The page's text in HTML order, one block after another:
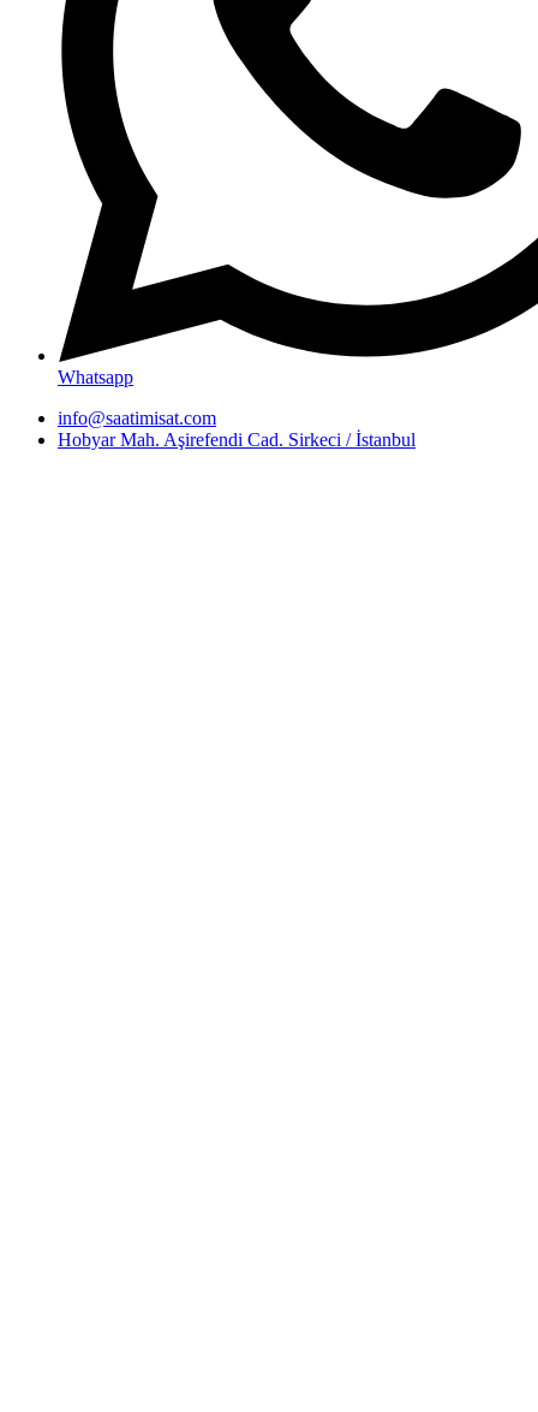
Whatsapp
info@saatimisat.com
Hobyar Mah. Aşirefendi Cad. Sirkeci / İstanbul